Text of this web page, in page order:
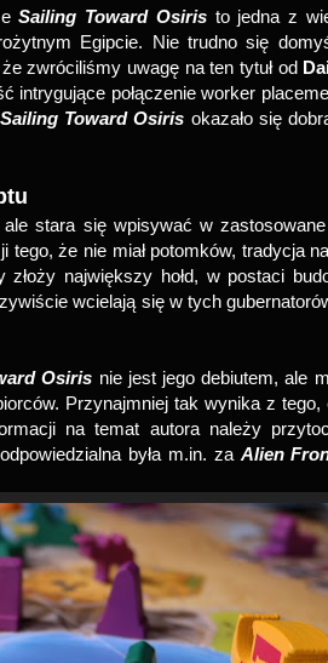
Sailing Toward Osiristo jedna z
Egipcie. Nie trudno się
zwróciliśmy uwagę na ten tytuł od
intrygujące połączenie worker
Sailing Toward Osiris okazało się
stara się wpisywać w
tego, że nie miał potomków, tradycja
największy hołd, w postaci
wcielają się w tych
Osiris nie jest jego debiutem, ale
Przynajmniej tak wynika z
na temat autora należy
była m.in. za Alien